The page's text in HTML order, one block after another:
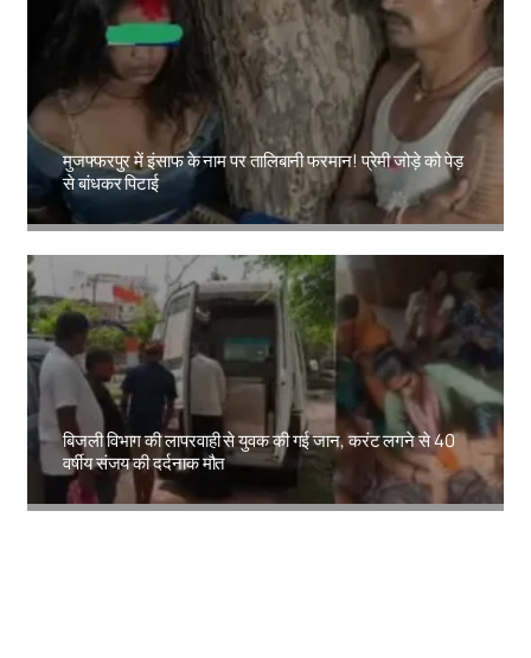
मुजफ्फरपुर में इंसाफ के नाम पर तालिबानी फरमान! प्रेमी जोड़े को पेड़
से बांधकर पिटाई
Amit Lekh
बिजली विभाग की लापरवाही से युवक की गई जान, करंट लगने से 40
वर्षीय संजय की दर्दनाक मौत
Amit Lekh